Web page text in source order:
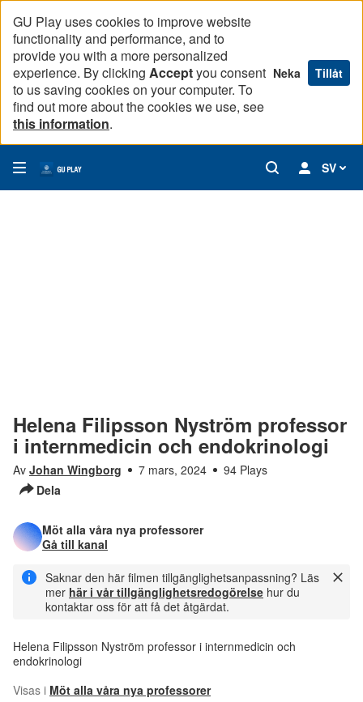
GU Play uses cookies to improve website
functionality and performance, and to
provide you with a more personalized
experience. By clicking Acceptyou consent
to us saving cookies on your computer. To
find out more about the cookies we use, see
this information.
Neka Tillåt
SV
Helena Filipsson Nyström professor
i internmedicin och endokrinologi
Av Johan Wingborg 7 mars, 2024
94 Plays
Dela
Möt alla våra nya professorer
Gå till kanal
Saknar den här filmen tillgänglighetsanpassning? Läs
mer här i vår tillgänglighetsredogörelse hur du
kontaktar oss för att få det åtgärdat.
Helena Filipsson Nyström professor i internmedicin och
endokrinologi
Visas i Möt alla våra nya professorer